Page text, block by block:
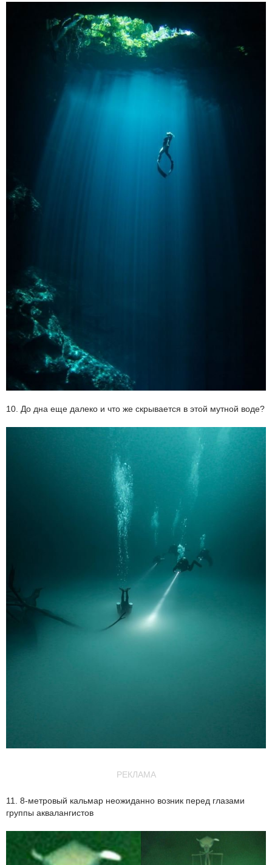
10. До дна еще далеко и что же скрывается в этой мутной воде?
РЕКЛАМА
11. 8-метровый кальмар неожиданно возник перед глазами
группы аквалангистов